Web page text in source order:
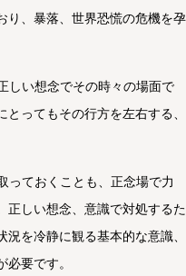
り、暴落、世界恐慌の危機を孕
しい想念でその時々の場面で
ってもその行方を左右する、
っておくことも、正念場で力
正しい想念、意識で対処するた
を冷静に観る基本的な意識、
要です。